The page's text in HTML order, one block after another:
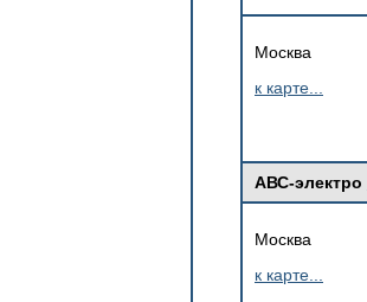
Москва
к карте...
АВС-электро
Москва
к карте...